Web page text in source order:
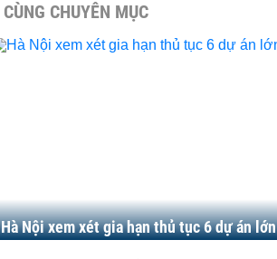
CÙNG CHUYÊN MỤC
Hà Nội xem xét gia hạn thủ tục 6 dự án lớn